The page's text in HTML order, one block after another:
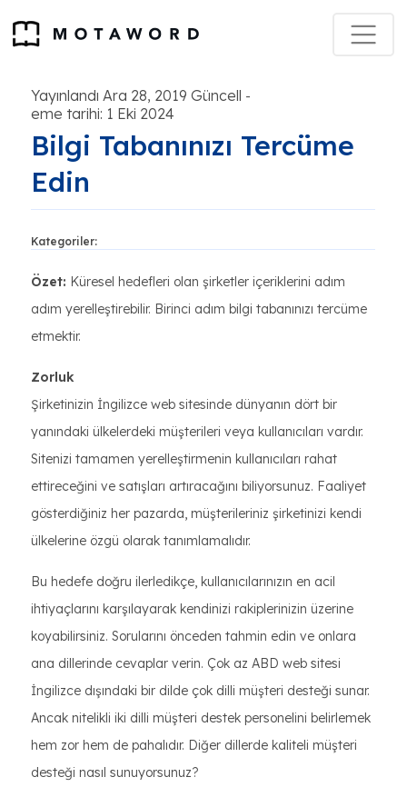
Yayınlandı Ara 28, 2019 Güncell -
eme tarihi: 1 Eki 2024
Bilgi Tabanınızı Tercüme
Edin
Kategoriler:
Özet: Küresel hedefleri olan şirketler içeriklerini adım
adım yerelleştirebilir. Birinci adım bilgi tabanınızı tercüme
etmektir.
Zorluk
Şirketinizin İngilizce web sitesinde dünyanın dört bir
yanındaki ülkelerdeki müşterileri veya kullanıcıları vardır.
Sitenizi tamamen yerelleştirmenin kullanıcıları rahat
ettireceğini ve satışları artıracağını biliyorsunuz. Faaliyet
gösterdiğiniz her pazarda, müşterileriniz şirketinizi kendi
ülkelerine özgü olarak tanımlamalıdır.
Bu hedefe doğru ilerledikçe, kullanıcılarınızın en acil
ihtiyaçlarını karşılayarak kendinizi rakiplerinizin üzerine
koyabilirsiniz. Sorularını önceden tahmin edin ve onlara
ana dillerinde cevaplar verin. Çok az ABD web sitesi
İngilizce dışındaki bir dilde çok dilli müşteri desteği sunar.
Ancak nitelikli iki dilli müşteri destek personelini belirlemek
hem zor hem de pahalıdır. Diğer dillerde kaliteli müşteri
desteği nasıl sunuyorsunuz?